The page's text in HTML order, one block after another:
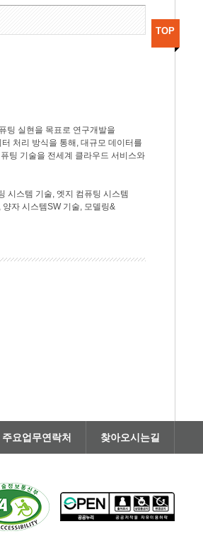
팅 실현을 목표로 연구개발을
처리 방식을 통해, 대규모 데이터를
팅 기술을 전세계 클라우드 서비스와
시스템 기술, 엣지 컴퓨팅 시스템
자 시스템SW 기술, 모델링&
TOP
주요업무연락처 찾아오시는길